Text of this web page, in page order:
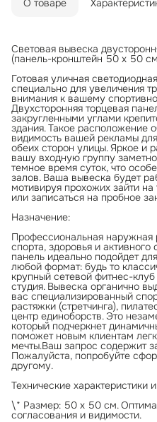
О товаре
Световая вывеска
(панель-кронштейн 50 х 50
Готовая уличная
специально для увеличения
внимания к вашему
Двухсторонняя торцевая
закругленными углами
здания. Такое расположение
видимость вашей рекламы
обеих сторон улицы. Яркое и
вашу входную группу
темное время суток, что
залов. Ваша вывеска будет
мотивируя прохожих зайти
или записаться на пробное
Назначение:
Профессиональная
спорта, здоровья и
панель идеально подойдет
любой формат: будь то
крупный сетевой фитнес-
студия. Вывеска органично
вас специализированный
растяжки (стретчинга),
центр единоборств. Это
который подчеркнет
поможет новым клиентам
мечты.Ваш запрос содержит
Пожалуйста, попробуйте
другому.
Технические характеристики
\* Размер: 50 х 50 см.
согласования и видимости.